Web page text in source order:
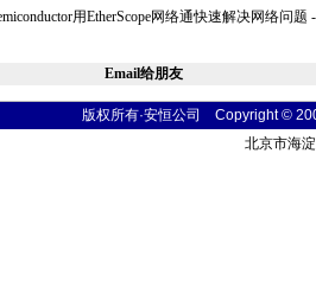
用EtherScope网络通快速解决网络问题
Email给朋友
版权所有·安恒公司 Copyright ©
北京市海